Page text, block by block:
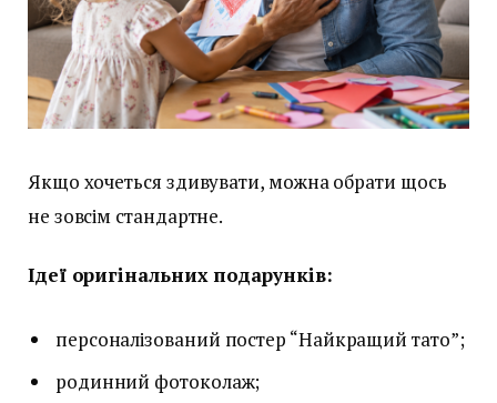
Якщо хочеться здивувати, можна обрати щось
не зовсім стандартне.
Ідеї оригінальних подарунків:
персоналізований постер “Найкращий тато”;
родинний фотоколаж;